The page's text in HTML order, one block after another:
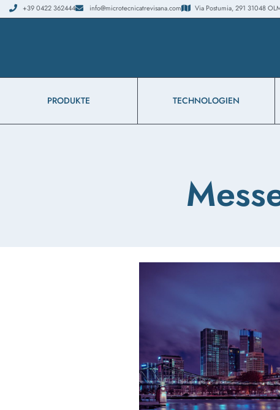
+39 0422 362444 info@microtecnicatrevisana.com Via Postumia, 291 31048
PRODUKTE TECHNOLOGIEN